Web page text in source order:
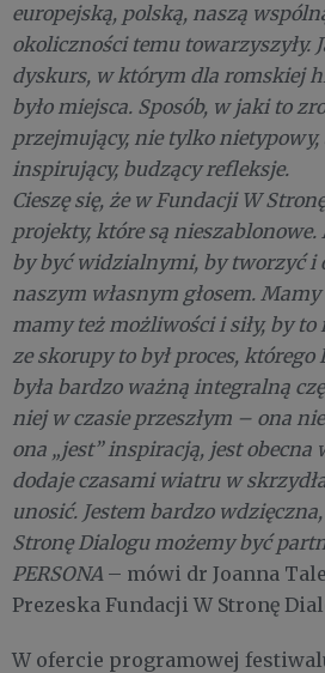
europejską, polską, naszą
okoliczności temu towarzyszyły.
dyskurs, w którym dla romskiej
było miejsca. Sposób, w jaki to
przejmujący, nie tylko nietypowy,
inspirujący, budzący refleksje.
Cieszę się, że w Fundacji W
projekty, które są
by być widzialnymi, by tworzyć i
naszym własnym głosem.
mamy też możliwości i siły, by to
ze skorupy to był proces, którego
była bardzo ważną integralną
niej w czasie przeszłym – ona
ona „jest” inspiracją, jest obecna
dodaje czasami wiatru w
unosić. Jestem bardzo
Stronę Dialogu możemy być
PERSONA – mówi dr Joanna
Prezeska Fundacji W Stronę
W ofercie programowej